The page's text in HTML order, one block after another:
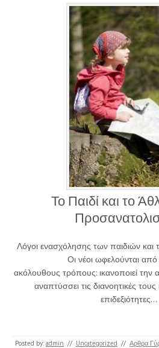
Το Παιδί και το
Λόγοι ενασχόλησης των παιδιών
Οι νέοι ωφελούνται από
ακόλουθους τρόπους: ικανοποιεί την
αναπτύσσει τις διανοητικές τους
επιδεξιότητες…
Posted by: admin // Uncategorized // Αρθρα